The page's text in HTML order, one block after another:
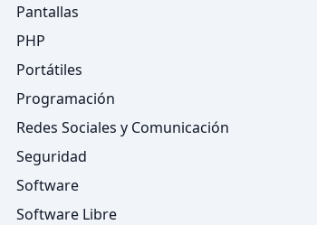
Pantallas
PHP
Portátiles
Programación
Redes Sociales y Comunicación
Seguridad
Software
Software Libre